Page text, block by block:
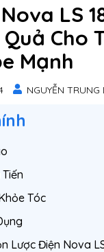
LS
Cho
Mạnh
NGUYỄN TRUNG
Tóc
Lược Điện Nova